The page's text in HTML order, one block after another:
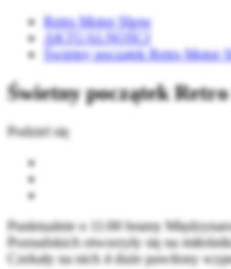
Retro Motor Show
AKTUALNOŚCI
Świetny początek Retro Motor
Świetny początek
Podziel się
Punktualnie o 11:00 bramy
Poznańskich otworzyły się na
Czekały na nich 4 duże pawilony